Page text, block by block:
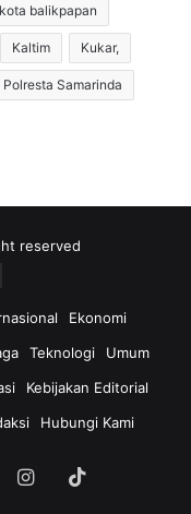
balikpapan
Kaltim Kukar,
Polresta Samarinda
reserved
Ekonomi
Teknologi
Umum
Kebijakan Editorial
Hubungi Kami
Instagram